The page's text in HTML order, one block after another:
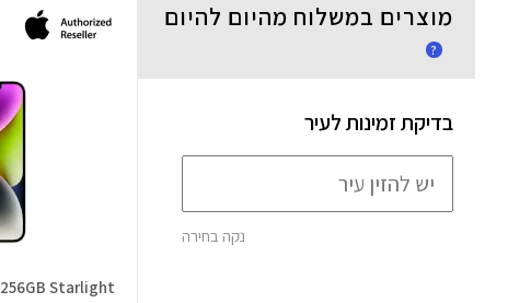
Starlight
מוצרים במשלוח מהיום להיום
?
בדיקת זמינות לעיר
נקה בחירה